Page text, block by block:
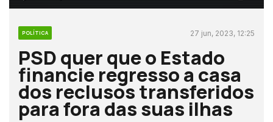
POLÍTICA 27 jun, 2023, 12:25
PSD quer que o Estado
financie regresso a casa
dos reclusos transferidos
para fora das suas ilhas